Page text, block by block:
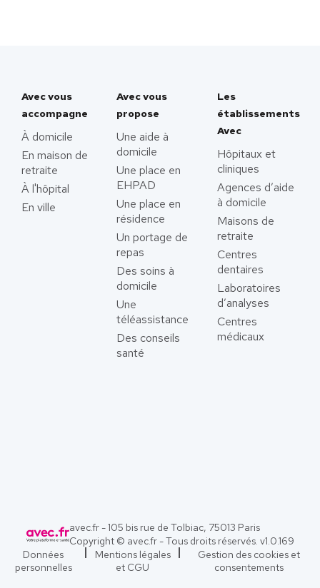
Avec vous
accompagne
À domicile
En maison de
retraite
À l'hôpital
En ville
Avec vous
propose
Une aide à
domicile
Une place en
EHPAD
Une place en
résidence
Un portage de
repas
Des soins à
domicile
Une
téléassistance
Des conseils
santé
Les
établissements
Avec
Hôpitaux et
cliniques
Agences d’aide
à domicile
Maisons de
retraite
Centres
dentaires
Laboratoires
d’analyses
Centres
médicaux
avec.fr - 105 bis rue de Tolbiac, 75013 Paris
Copyright © avec.fr - Tous droits réservés. v1.0.169
Données
personnelles
Mentions légales
et CGU
Gestion des cookies et
consentements